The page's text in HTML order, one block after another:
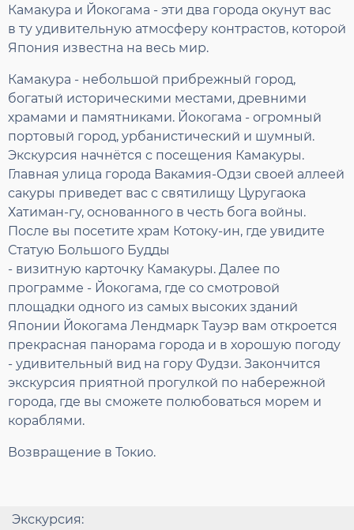
Камакура и Йокогама - эти два города окунут вас
в ту удивительную атмосферу контрастов, которой
Япония известна на весь мир.
Камакура - небольшой прибрежный город,
богатый историческими местами, древними
храмами и памятниками. Йокогама - огромный
портовый город, урбанистический и шумный.
Экскурсия начнётся с посещения Камакуры.
Главная улица города Вакамия-Одзи своей аллеей
сакуры приведет вас с святилищу Цуругаока
Хатиман-гу, основанного в честь бога войны.
После вы посетите храм Котоку-ин, где увидите
Статую Большого Будды
- визитную карточку Камакуры. Далее по
программе - Йокогама, где со смотровой
площадки одного из самых высоких зданий
Японии Йокогама Лендмарк Тауэр вам откроется
прекрасная панорама города и в хорошую погоду
- удивительный вид на гору Фудзи. Закончится
экскурсия приятной прогулкой по набережной
города, где вы сможете полюбоваться морем и
кораблями.
Возвращение в Токио.
Экскурсия: